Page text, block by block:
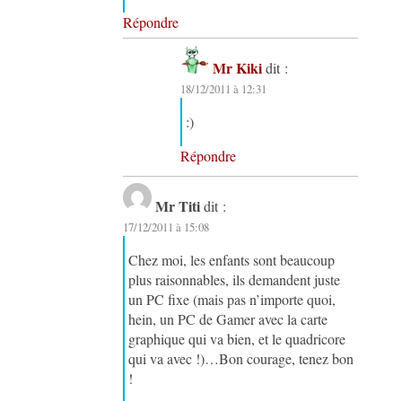
Répondre
Mr Kiki dit :
18/12/2011 à 12:31
:)
Répondre
Mr Titi dit :
17/12/2011 à 15:08
Chez moi, les enfants sont beaucoup
plus raisonnables, ils demandent juste
un PC fixe (mais pas n’importe quoi,
hein, un PC de Gamer avec la carte
graphique qui va bien, et le quadricore
qui va avec !)…Bon courage, tenez bon
!